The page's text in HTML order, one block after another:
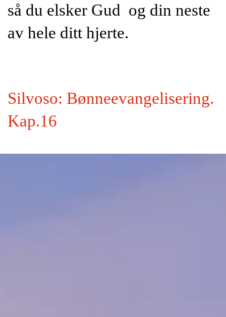
så du elsker Gud og din neste
av hele ditt hjerte.
Silvoso: Bønneevangelisering.
Kap.16